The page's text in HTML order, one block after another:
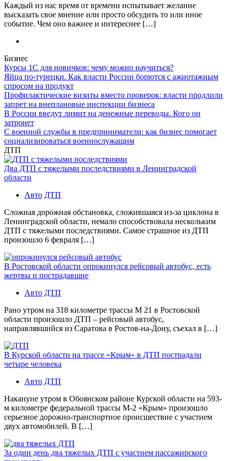
Каждый из нас время от времени испытывает желание
высказать свое мнение или просто обсудить то или иное
событие. Чем оно важнее и интереснее […]
Бизнес
Курсы 1С для новичков: чему можно научиться?
Яйца по-турецки. Как власти России борются с ажиотажным
спросом на продукт
Профилактические визиты вместо проверок: власти продлили
запрет на внеплановые инспекции бизнеса
В России введут лимит на денежные переводы. Кого он
затронет
С военной службы в предприниматели: как бизнес помогает
социализироваться военнослужащим
ДТП
Два ДТП с тяжелыми последствиями в Ленинградской
области
Авто ДТП
Сложная дорожная обстановка, сложившаяся из-за циклона в
Ленинградской области, немало способствовала нескольким
ДТП с тяжелыми последствиями. Самое страшное из ДТП
произошло 6 февраля […]
В Ростовской области опрокинулся рейсовый автобус, есть
жертвы и пострадавшие
Авто ДТП
Рано утром на 318 километре трассы М 21 в Ростовской
области произошло ДТП – рейсовый автобус,
направлявшийся из Саратова в Ростов-на-Дону, съехал в […]
В Курской области на трассе «Крым» в ДТП пострадали
четыре человека
Авто ДТП
Накануне утром в Обоянском районе Курской области на 593-
м километре федеральной трассы М-2 «Крым» произошло
серьезное дорожно-транспортное происшествие с участием
двух автомобилей. В […]
За один день два тяжелых ДТП с участием пассажирского